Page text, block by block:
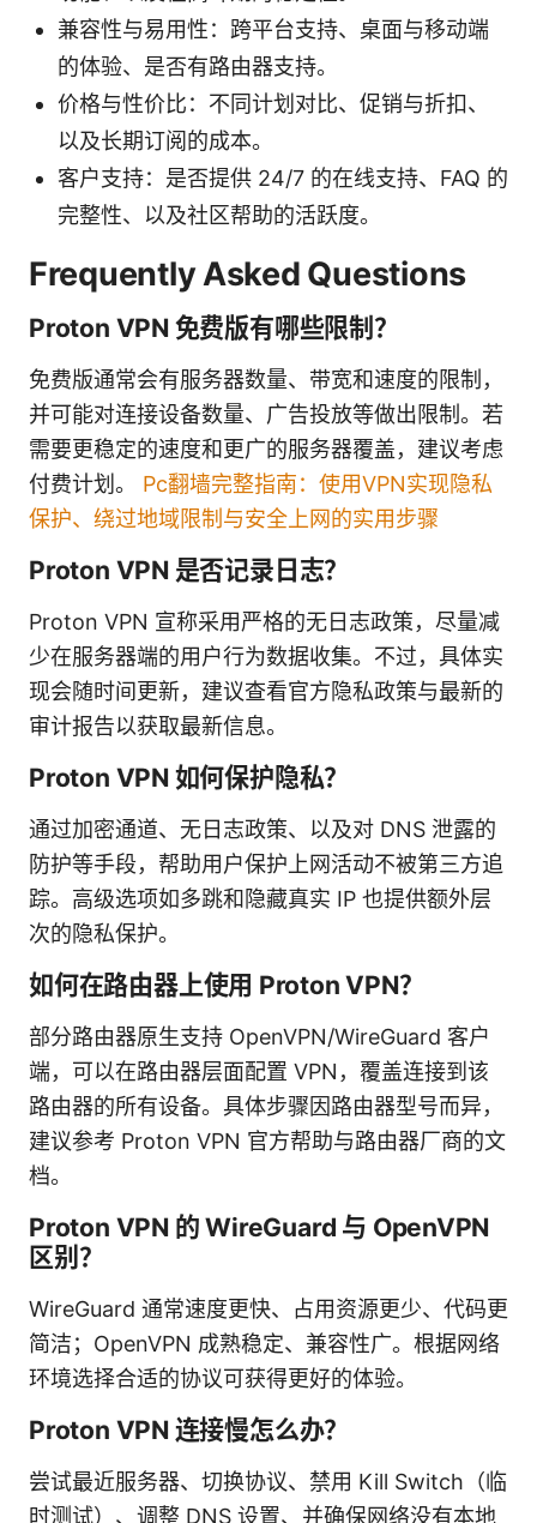
兼容性与易用性：跨平台支持、桌面与移动端
的体验、是否有路由器支持。
价格与性价比：不同计划对比、促销与折扣、
以及长期订阅的成本。
客户支持：是否提供 24/7 的在线支持、FAQ 的
完整性、以及社区帮助的活跃度。
Frequently Asked Questions
Proton VPN 免费版有哪些限制？
免费版通常会有服务器数量、带宽和速度的限制，
并可能对连接设备数量、广告投放等做出限制。若
需要更稳定的速度和更广的服务器覆盖，建议考虑
付费计划。 Pc翻墙完整指南：使用VPN实现隐私
保护、绕过地域限制与安全上网的实用步骤
Proton VPN 是否记录日志？
Proton VPN 宣称采用严格的无日志政策，尽量减
少在服务器端的用户行为数据收集。不过，具体实
现会随时间更新，建议查看官方隐私政策与最新的
审计报告以获取最新信息。
Proton VPN 如何保护隐私？
通过加密通道、无日志政策、以及对 DNS 泄露的
防护等手段，帮助用户保护上网活动不被第三方追
踪。高级选项如多跳和隐藏真实 IP 也提供额外层
次的隐私保护。
如何在路由器上使用 Proton VPN？
部分路由器原生支持 OpenVPN/WireGuard 客户
端，可以在路由器层面配置 VPN，覆盖连接到该
路由器的所有设备。具体步骤因路由器型号而异，
建议参考 Proton VPN 官方帮助与路由器厂商的文
档。
Proton VPN 的 WireGuard 与 OpenVPN
区别？
WireGuard 通常速度更快、占用资源更少、代码更
简洁；OpenVPN 成熟稳定、兼容性广。根据网络
环境选择合适的协议可获得更好的体验。
Proton VPN 连接慢怎么办？
尝试最近服务器、切换协议、禁用 Kill Switch（临
时测试）、调整 DNS 设置、并确保网络没有本地